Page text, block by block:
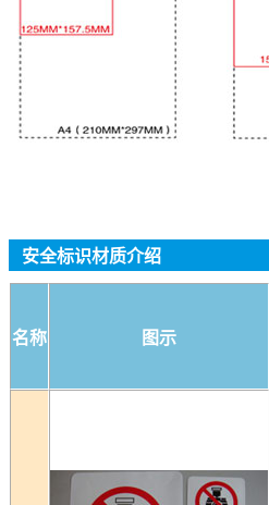
安全标识材质介绍
名称 图示